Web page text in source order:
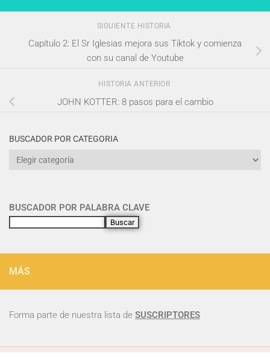
SIGUIENTE HISTORIA
Capítulo 2: El Sr Iglesias mejora sus Tiktok y comienza
con su canal de Youtube
HISTORIA ANTERIOR
JOHN KOTTER: 8 pasos para el cambio
BUSCADOR POR CATEGORIA
BUSCADOR POR PALABRA CLAVE
Buscar
MÁS
Forma parte de nuestra lista de SUSCRIPTORES